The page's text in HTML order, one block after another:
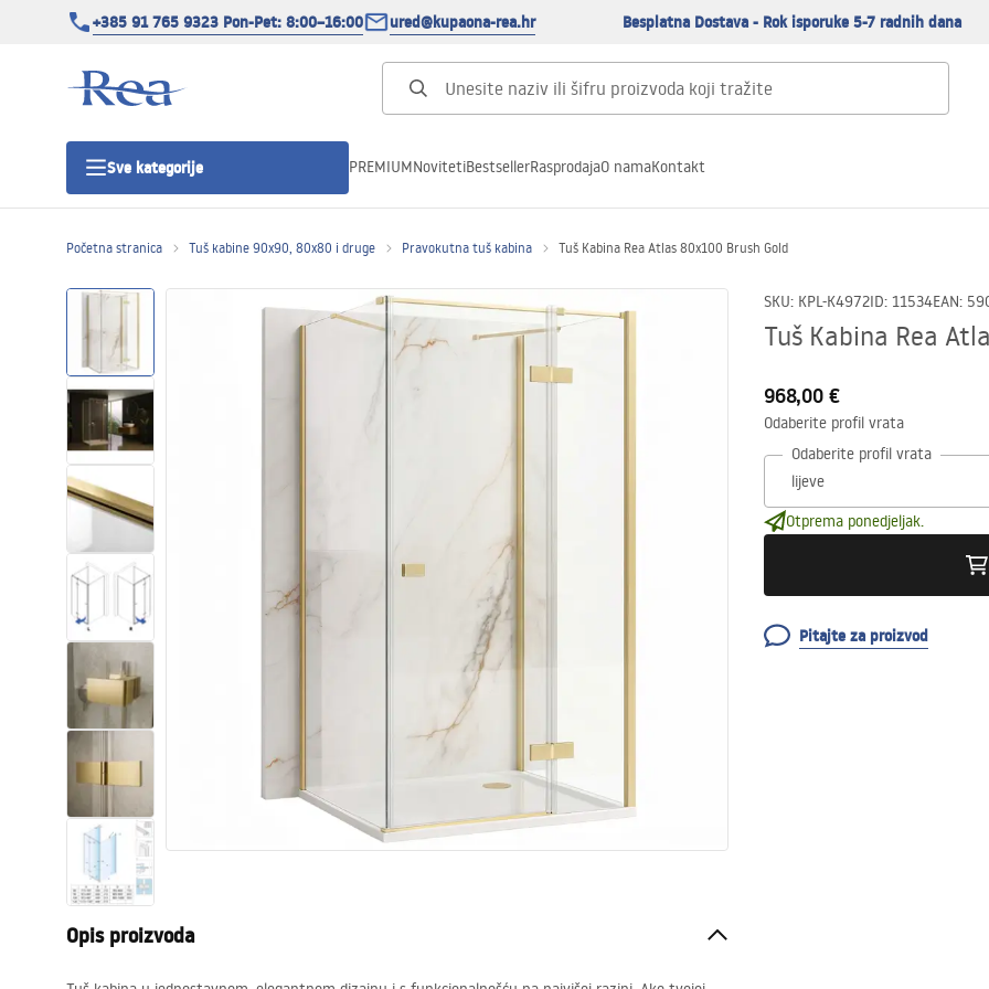
+385 91 765 9323 Pon-Pet: 8:00–16:00 ured@kupaona-rea.hr Besplatna Dostava - Rok isporuke 5-7 radnih dana
Sve kategorije
Tuš kade
Tuš Kanalice
WC školjke
Umivaonici
Kade i paravani
Miješalice, pipe, slavine
Kuhinja
Pribor i kupaonski namještaj
PREMIUMNovitetiBestsellerRasprodajaO namaKontakt
Početna stranica Tuš kabine 90x90, 80x80 i druge Pravokutna tuš kabina Tuš Kabina Rea Atlas 80x100 Brush Gold
SKU: KPL-K4972ID: 11534EAN:
Tuš Kabina Rea
968,00 €
Odaberite profil vrata
Odaberite profil vrata
Otprema ponedjeljak.
Pitajte za proizvod
Opis proizvoda